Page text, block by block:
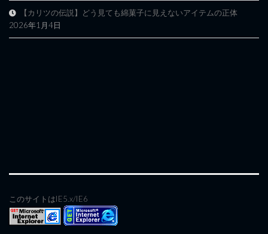
【カリツの伝説】どう見ても綿菓子に見えないアイテムの正体
2026年1月4日
このサイトはIE5.x/IE6